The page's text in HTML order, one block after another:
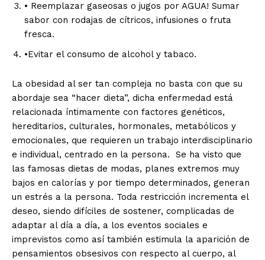
• Reemplazar gaseosas o jugos por AGUA! Sumar
sabor con rodajas de cítricos, infusiones o fruta
fresca.
•Evitar el consumo de alcohol y tabaco.
La obesidad al ser tan compleja no basta con que su
abordaje sea “hacer dieta”, dicha enfermedad está
relacionada íntimamente con factores genéticos,
hereditarios, culturales, hormonales, metabólicos y
emocionales, que requieren un trabajo interdisciplinario
e individual, centrado en la persona. Se ha visto que
las famosas dietas de modas, planes extremos muy
bajos en calorías y por tiempo determinados, generan
un estrés a la persona. Toda restricción incrementa el
deseo, siendo difíciles de sostener, complicadas de
adaptar al día a día, a los eventos sociales e
imprevistos como así también estimula la aparición de
pensamientos obsesivos con respecto al cuerpo, al